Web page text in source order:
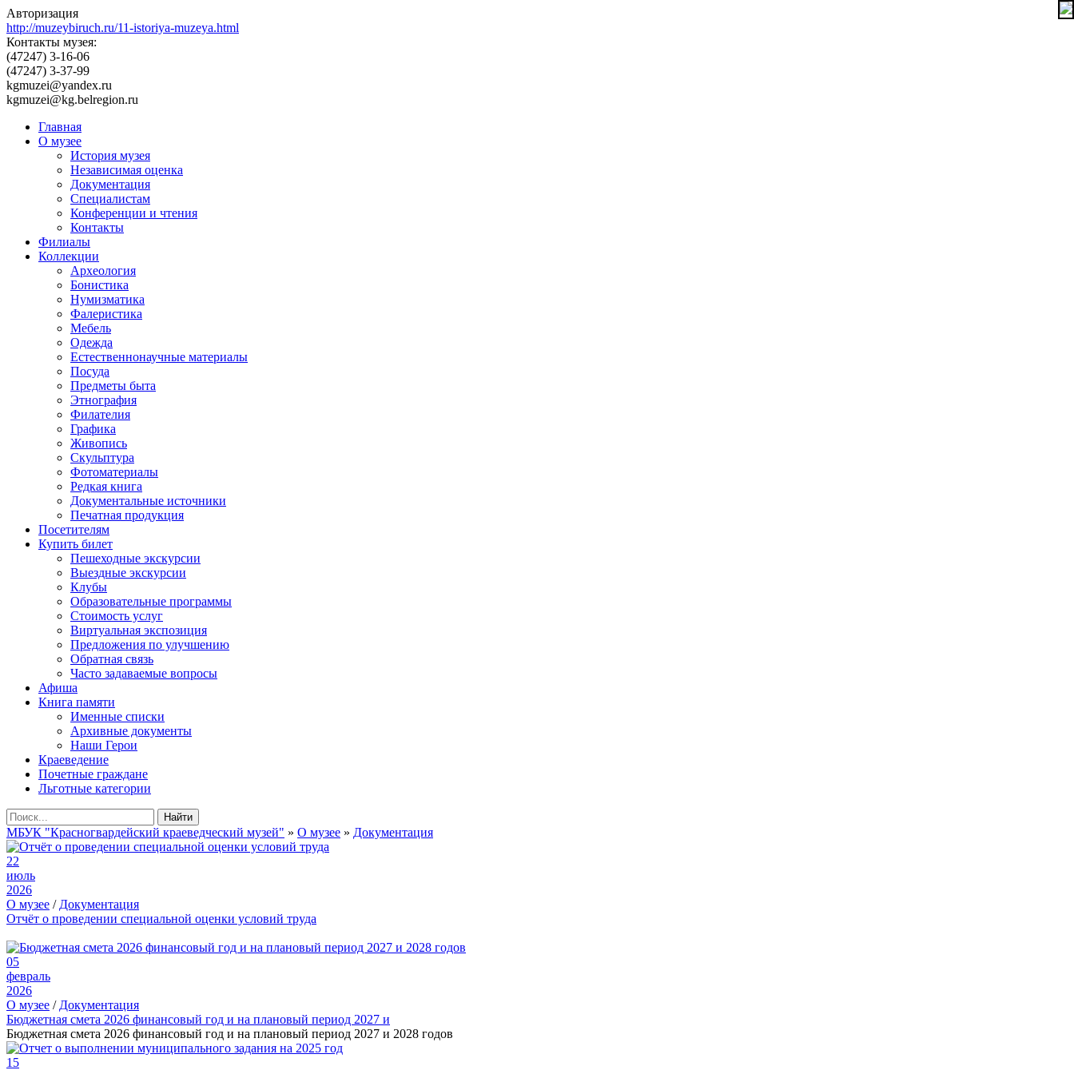
Авторизация
http://muzeybiruch.ru/11-istoriya-muzeya.html
Контакты музея:
(47247) 3-16-06
(47247) 3-37-99
kgmuzei@yandex.ru
kgmuzei@kg.belregion.ru
Главная
О музее
История музея
Независимая оценка
Документация
Специалистам
Конференции и чтения
Контакты
Филиалы
Коллекции
Археология
Бонистика
Нумизматика
Фалеристика
Мебель
Одежда
Естественнонаучные материалы
Посуда
Предметы быта
Этнография
Филателия
Графика
Живопись
Скульптура
Фотоматериалы
Редкая книга
Документальные источники
Печатная продукция
Посетителям
Купить билет
Пешеходные экскурсии
Выездные экскурсии
Клубы
Образовательные программы
Стоимость услуг
Виртуальная экспозиция
Предложения по улучшению
Обратная связь
Часто задаваемые вопросы
Афиша
Книга памяти
Именные списки
Архивные документы
Наши Герои
Краеведение
Почетные граждане
Льготные категории
Найти
МБУК "Красногвардейский краеведческий музей" » О музее » Документация
22
июль
2026
О музее / Документация
Отчёт о проведении специальной оценки условий труда
05
февраль
2026
О музее / Документация
Бюджетная смета 2026 финансовый год и на плановый период 2027 и
Бюджетная смета 2026 финансовый год и на плановый период 2027 и 2028 годов
15